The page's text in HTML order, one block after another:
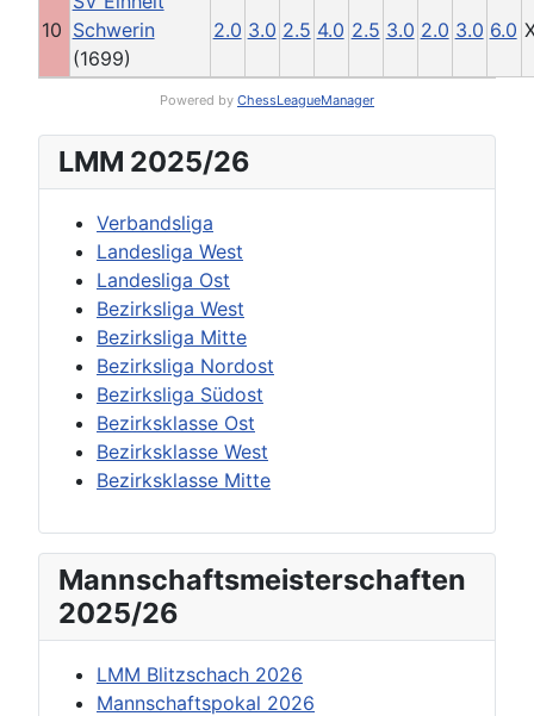
10 Schwerin
(1699)
2.0 3.0 2.5 4.0 2.5 3.0 2.0 3.0 6.0
Powered by ChessLeagueManager
LMM 2025/26
Verbandsliga
Landesliga West
Landesliga Ost
Bezirksliga West
Bezirksliga Mitte
Bezirksliga Nordost
Bezirksliga Südost
Bezirksklasse Ost
Bezirksklasse West
Bezirksklasse Mitte
Mannschaftsmeisterschaften
2025/26
LMM Blitzschach 2026
Mannschaftspokal 2026